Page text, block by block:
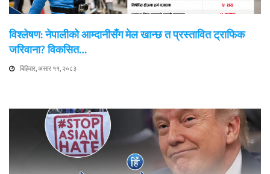
विश्लेषण: नेपालीको आम्दानीसँग मेल खान्छ त प्रस्तावित ट्राफिक
जरिवाना? विकसित…
बिहिवार, असार ११, २०८३